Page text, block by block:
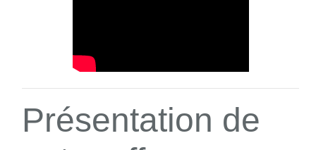
Présentation de